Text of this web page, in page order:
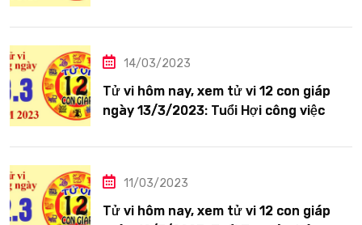
14/03/2023
Tử vi hôm nay, xem tử vi 12 con giáp
ngày 13/3/2023: Tuổi Hợi công việc
11/03/2023
Tử vi hôm nay, xem tử vi 12 con giáp